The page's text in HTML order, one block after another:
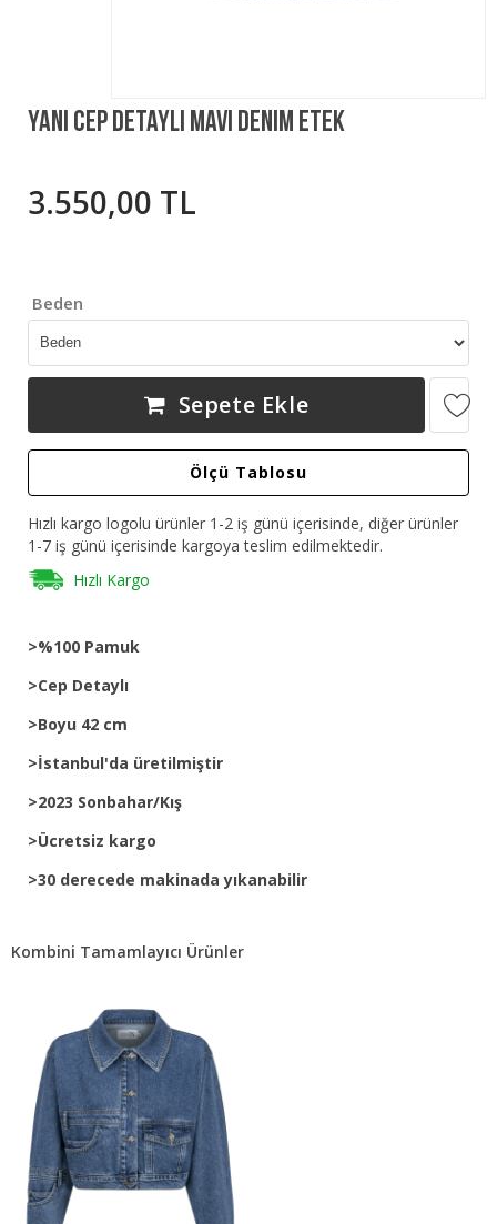
Yanı Cep Detaylı Mavi Denim Etek
3.550,00 TL
Beden
Sepete Ekle
Ölçü Tablosu
Hızlı kargo logolu ürünler 1-2 iş günü içerisinde, diğer ürünler
1-7 iş günü içerisinde kargoya teslim edilmektedir.
Hızlı Kargo
>%100 Pamuk
>Cep Detaylı
>Boyu 42 cm
>İstanbul'da üretilmiştir
>2023 Sonbahar/Kış
>Ücretsiz kargo
>30 derecede makinada yıkanabilir
Kombini Tamamlayıcı Ürünler